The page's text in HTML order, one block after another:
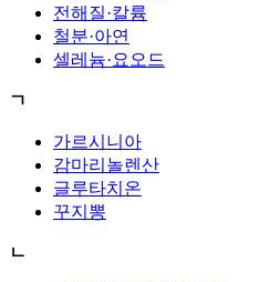
전해질·칼륨
철분·아연
셀레늄·요오드
ㄱ
가르시니아
감마리놀렌산
글루타치온
꾸지뽕
ㄴ